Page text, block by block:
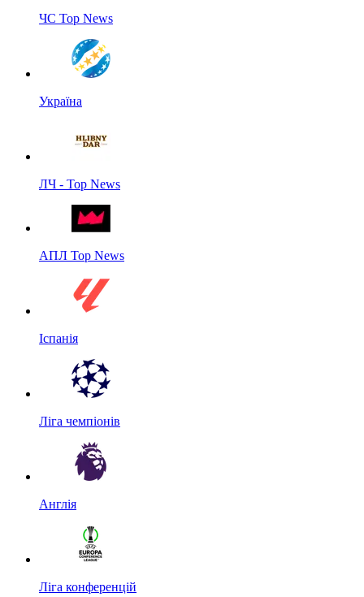
ЧС Top News
Україна
ЛЧ - Top News
АПЛ Top News
Іспанія
Ліга чемпіонів
Англія
Ліга конференцій